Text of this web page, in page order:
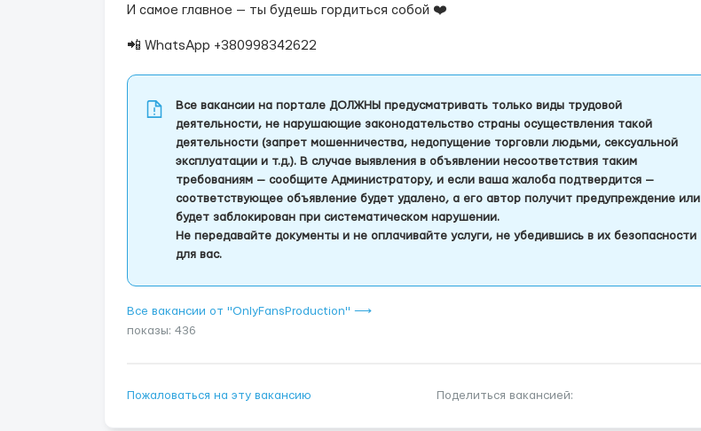
И самое главное — ты будешь гордиться собой ❤️
📲 WhatsApp +380998342622
Все вакансии на портале ДОЛЖНЫ предусматривать только виды трудовой
деятельности, не нарушающие законодательство страны осуществления такой
деятельности (запрет мошенничества, недопущение торговли людьми, сексуальной
эксплуатации и т.д.). В случае выявления в объявлении несоответствия таким
требованиям — сообщите Администратору, и если ваша жалоба подтвердится —
соответствующее объявление будет удалено, а его автор получит предупреждение или
будет заблокирован при систематическом нарушении.
Не передавайте документы и не оплачивайте услуги, не убедившись в их безопасности
для вас.
Все вакансии от "OnlyFansProduction" ⟶
показы: 436
Пожаловаться на эту вакансию Поделиться вакансией: